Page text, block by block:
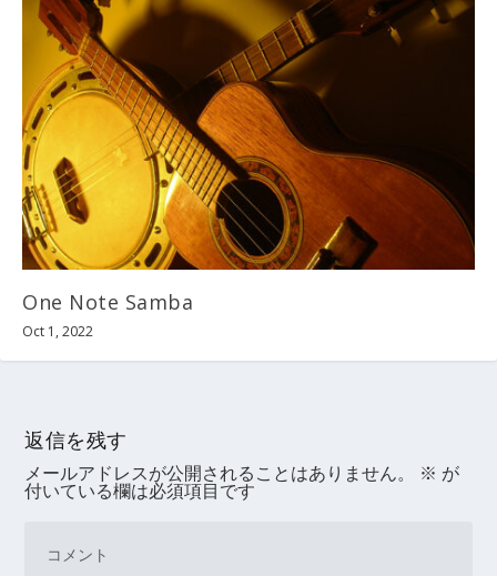
One Note Samba
Oct 1, 2022
返信を残す
メールアドレスが公開されることはありません。 ※ が
付いている欄は必須項目です